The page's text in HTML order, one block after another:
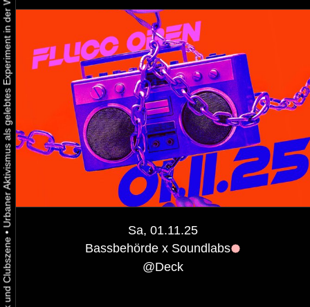
•
Sa, 01.11.25
Bassbehörde x Soundlabs
@Deck